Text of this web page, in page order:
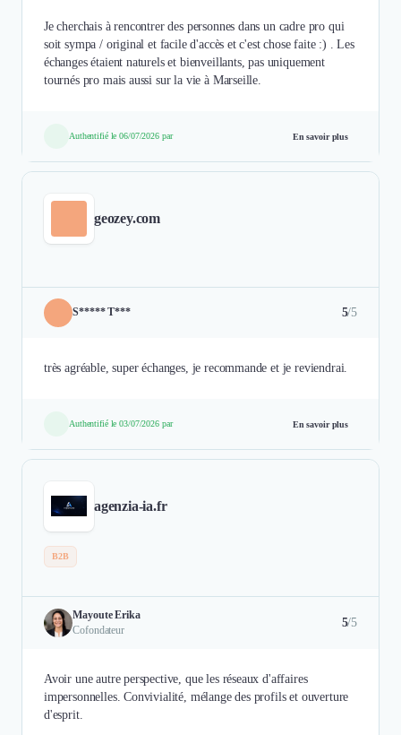
Je cherchais à rencontrer des personnes dans un cadre pro qui
soit sympa / original et facile d'accès et c'est chose faite :) . Les
échanges étaient naturels et bienveillants, pas uniquement
tournés pro mais aussi sur la vie à Marseille.
Authentifié le 06/07/2026 par En savoir plus
geozey.com
S***** T*** 5/5
très agréable, super échanges, je recommande et je reviendrai.
Authentifié le 03/07/2026 par En savoir plus
agenzia-ia.fr
B2B
Mayoute Erika
Cofondateur
5/5
Avoir une autre perspective, que les réseaux d'affaires
impersonnelles. Convivialité, mélange des profils et ouverture
d'esprit.